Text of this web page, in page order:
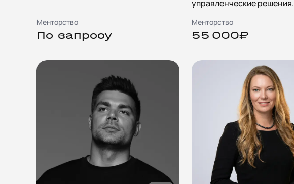
Менторство
По запросу
управленческие решения.
Менторство
55 000₽